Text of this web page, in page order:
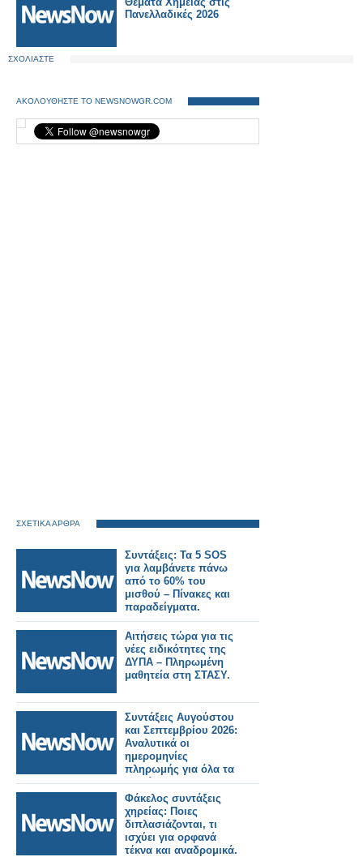
Πανελλαδικές 2026
ΣΧΟΛΙΑΣΤΕ
ΑΚΟΛΟΥΘΗΣΤΕ ΤΟ NEWSNOWGR.COM
ΣΧΕΤΙΚΑ ΑΡΘΡΑ
Συντάξεις: Τα 5 SOS
για λαμβάνετε πάνω
από το 60% του
μισθού – Πίνακες και
παραδείγματα.
Αιτήσεις τώρα για τις
νέες ειδικότητες της
ΔΥΠΑ – Πληρωμένη
μαθητεία στη ΣΤΑΣΥ.
Συντάξεις Αυγούστου
και Σεπτεμβρίου 2026:
Αναλυτικά οι
ημερομηνίες
πληρωμής για όλα τα
Ταμεία.
Φάκελος συντάξεις
χηρείας: Ποιες
διπλασιάζονται, τι
ισχύει για ορφανά
τέκνα και αναδρομικά.